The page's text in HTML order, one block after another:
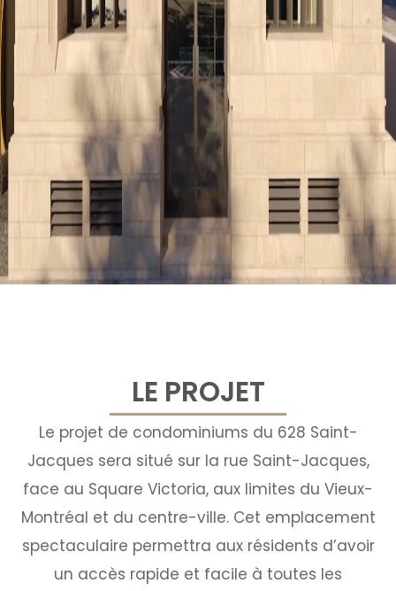
LE PROJET
Le projet de condominiums du 628 Saint-
Jacques sera situé sur la rue Saint-Jacques,
face au Square Victoria, aux limites du Vieux-
Montréal et du centre-ville. Cet emplacement
spectaculaire permettra aux résidents d’avoir
un accès rapide et facile à toutes les